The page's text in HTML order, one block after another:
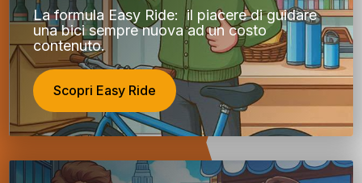
La formula Easy Ride: il piacere di guidare
una bici sempre nuova ad un costo
contenuto.
Scopri Easy Ride